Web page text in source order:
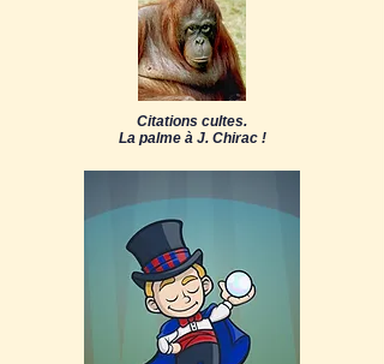
Citations cultes.
La palme à J. Chirac !